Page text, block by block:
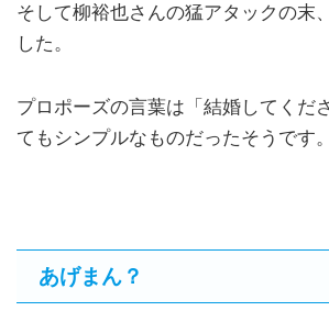
そして柳裕也さんの猛アタックの末
した。
プロポーズの言葉は「結婚してくだ
てもシンプルなものだったそうです。
あげまん？